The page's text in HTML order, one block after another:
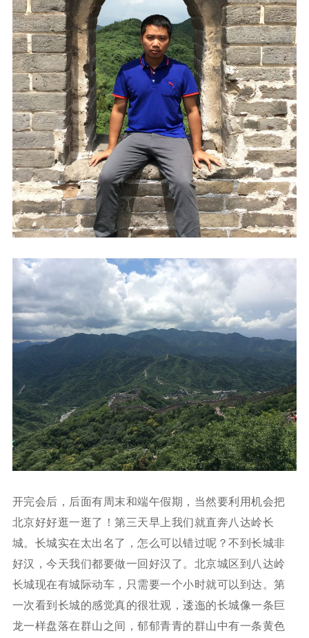
开完会后，后面有周末和端午假期，当然要利用机会把
北京好好逛一逛了！第三天早上我们就直奔八达岭长
城。长城实在太出名了，怎么可以错过呢？不到长城非
好汉，今天我们都要做一回好汉了。北京城区到八达岭
长城现在有城际动车，只需要一个小时就可以到达。第
一次看到长城的感觉真的很壮观，逶迤的长城像一条巨
龙一样盘落在群山之间，郁郁青青的群山中有一条黄色